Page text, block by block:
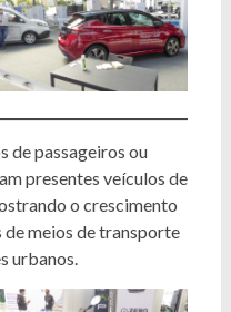
de passageiros ou
presentes veículos de
o crescimento
meios de transporte
urbanos.